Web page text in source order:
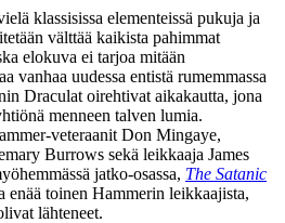
klassisissa elementeissä pukuja ja
välttää kaikista pahimmat
elokuva ei tarjoa mitään
vanhaa uudessa entistä rumemmassa
Draculat oirehtivat aikakautta, jona
menneen talven lumia.
veteraanit Don Mingaye,
Burrows sekä leikkaaja James
jatko-osassa, The Satanic
enää toinen Hammerin leikkaajista,
lähteneet.